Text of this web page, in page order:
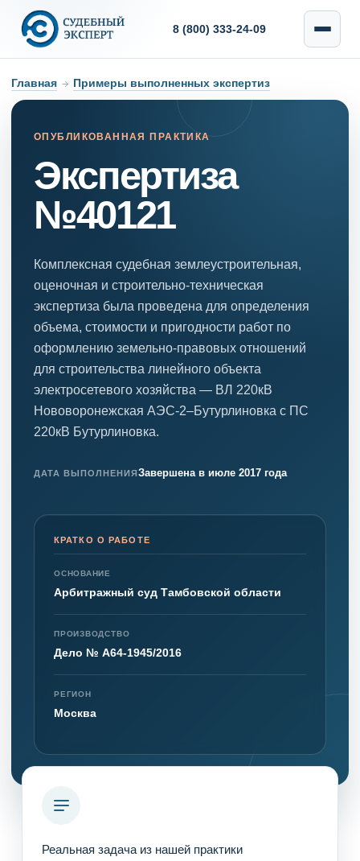
8 (800) 333-24-09
Главная → Примеры выполненных экспертиз
ОПУБЛИКОВАННАЯ ПРАКТИКА
Экспертиза
№40121
Комплексная судебная землеустроительная,
оценочная и строительно-техническая
экспертиза была проведена для определения
объема, стоимости и пригодности работ по
оформлению земельно-правовых отношений
для строительства линейного объекта
электросетевого хозяйства — ВЛ 220кВ
Нововоронежская АЭС-2–Бутурлиновка с ПС
220кВ Бутурлиновка.
ДАТА ВЫПОЛНЕНИЯЗавершена в июле 2017 года
КРАТКО О РАБОТЕ
ОСНОВАНИЕ
Арбитражный суд Тамбовской области
ПРОИЗВОДСТВО
Дело № А64-1945/2016
РЕГИОН
Москва
Реальная задача из нашей практики